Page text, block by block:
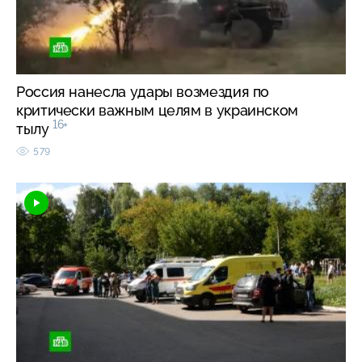
Россия нанесла удары возмездия по
критически важным целям в украинском
тылу 16+
579